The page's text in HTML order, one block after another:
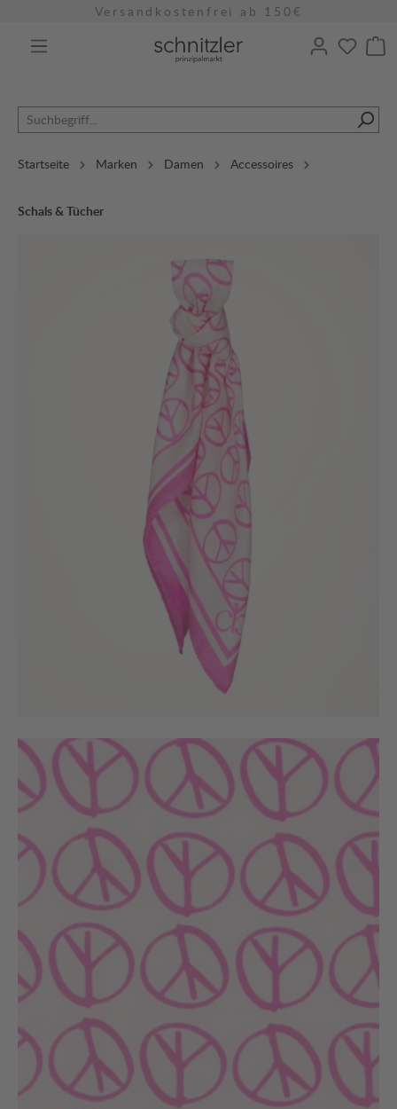
Versandkostenfrei ab 150€
Startseite Marken Damen Accessoires
Schals & Tücher